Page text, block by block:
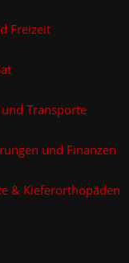
Freizeit
Transporte
und Finanzen
& Kieferorthopäden